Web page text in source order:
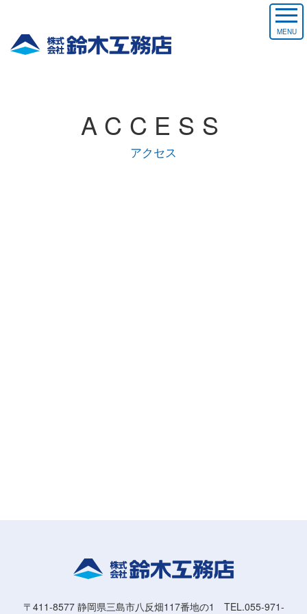
MENU
ACCESS
アクセス
〒411-8577 静岡県三島市八反畑117番地の1 TEL.055-971-